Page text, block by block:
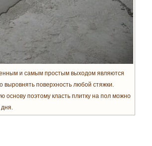
и самым простым выходом являются
поверхность любой стяжки.
поэтому класть плитку на пол можно
дня.